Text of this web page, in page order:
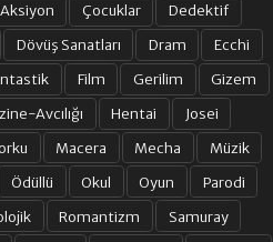
Aksiyon Çocuklar
Dedektif
Dövüş Sanatları Dram
Ecchi
Film Gerilim
Gizem
Avcılığı Hentai
Josei
Macera Mecha
Müzik
Ödüllü Okul Oyun
Parodi
Romantizm
Samuray